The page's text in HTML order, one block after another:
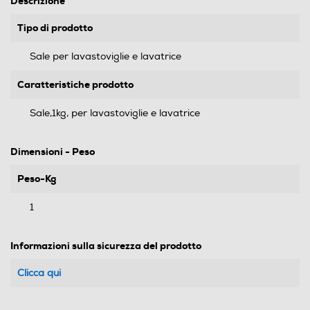
Tipo di prodotto
Sale per lavastoviglie e lavatrice
Caratteristiche prodotto
Sale,1kg, per lavastoviglie e lavatrice
Dimensioni - Peso
Peso-Kg
1
Informazioni sulla sicurezza del prodotto
Clicca qui